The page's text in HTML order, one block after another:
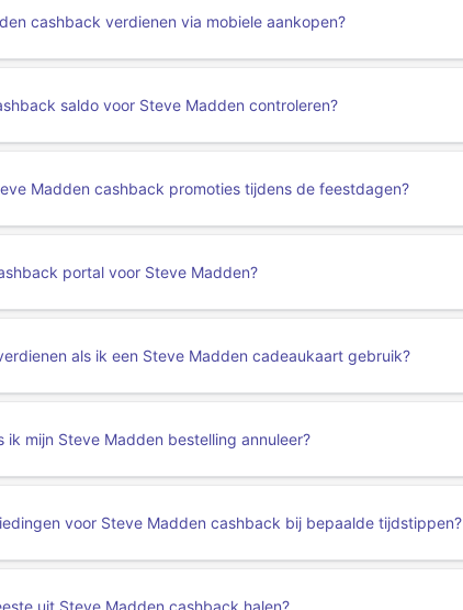
cashback verdienen via mobiele aankopen?
saldo voor Steve Madden controleren?
Madden cashback promoties tijdens de feestdagen?
portal voor Steve Madden?
als ik een Steve Madden cadeaukaart gebruik?
ik mijn Steve Madden bestelling annuleer?
voor Steve Madden cashback bij bepaalde tijdstippen?
uit Steve Madden cashback halen?